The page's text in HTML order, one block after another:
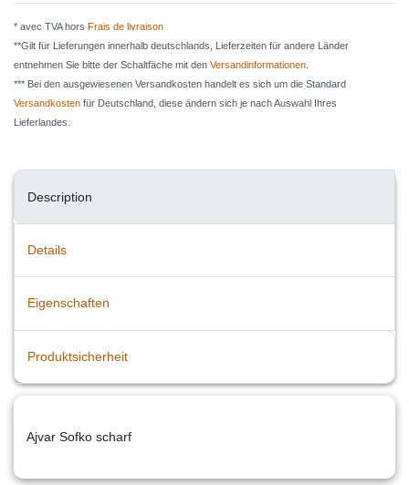
* avec TVA hors Frais de livraison
**Gilt für Lieferungen innerhalb deutschlands, Lieferzeiten für andere Länder
entnehmen Sie bitte der Schaltfäche mit den Versandinformationen
*** Bei den ausgewiesenen Versandkosten handelt es sich um die Standard
Versandkosten für Deutschland, diese ändern sich je nach Auswahl Ihres
Lieferlandes.
Description
Details
Eigenschaften
Produktsicherheit
Ajvar Sofko scharf